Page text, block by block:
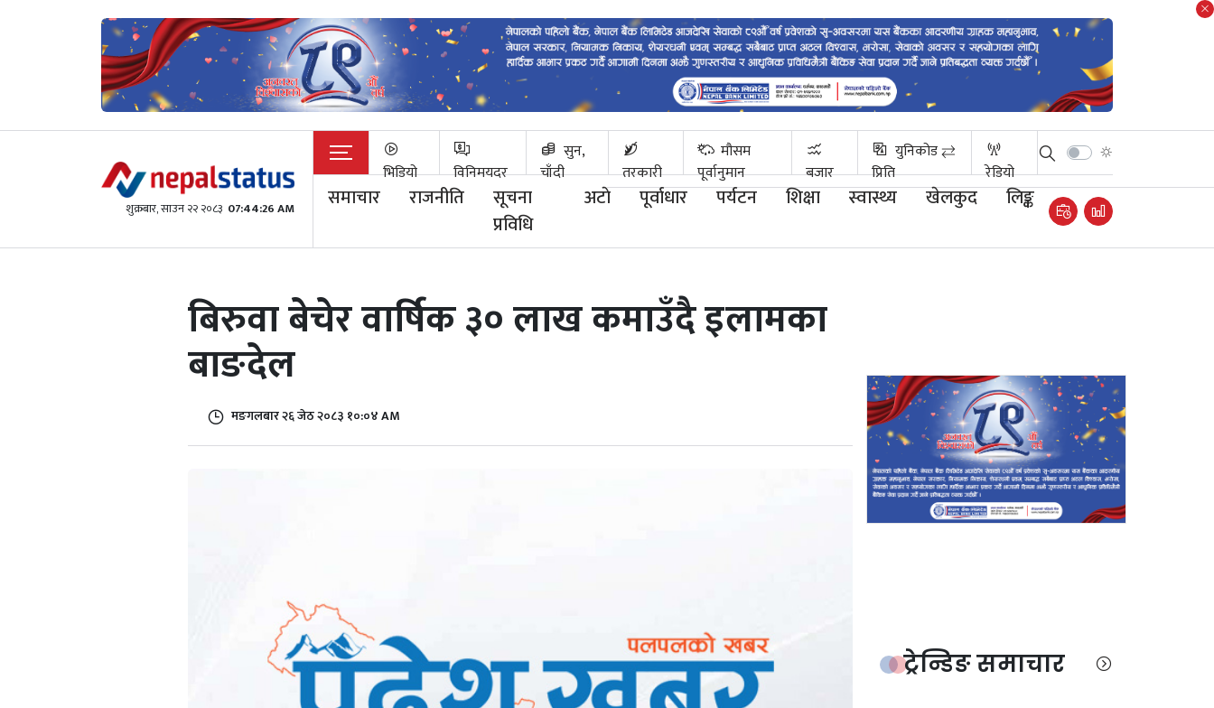
शुक्रबार​, साउन २२ २०८३ 07:44:26 AM
भिडियो विनिमयदर
सुन,
चाँदी
तरकारी
मौसम
पूर्वानुमान
बजार
युनिकोड ⇄
प्रिति
रेडियो
समाचार राजनीति
सूचना
प्रविधि
अटाे पूर्वाधार पर्यटन शिक्षा स्वास्थ्य खेलकुद लिङ्क
बिरुवा बेचेर वार्षिक ३० लाख कमाउँदै इलामका
बाङदेल
मङगलबार २६ जेठ २०८३ १०:०४ AM
ट्रेन्डिङ समाचार